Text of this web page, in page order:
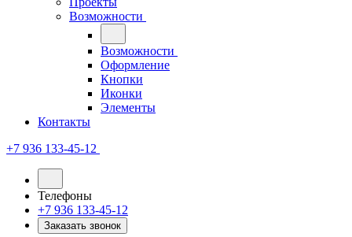
Возможности
Возможности
Оформление
Кнопки
Иконки
Элементы
Контакты
+7 936 133-45-12
Телефоны
+7 936 133-45-12
Заказать звонок